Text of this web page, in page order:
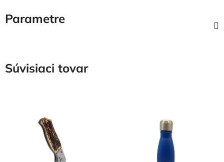
Parametre
Súvisiaci tovar